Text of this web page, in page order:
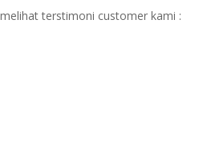
terstimoni customer kami :